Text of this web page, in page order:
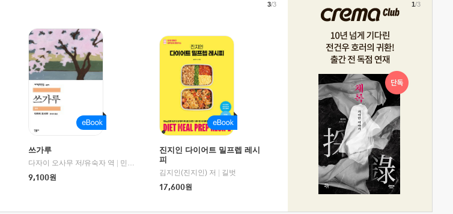
|
교보문고
쓰가루
다자이 오사무 저/유숙자 역
민음사
9,100원
진지인 다이어트 밀프렙 레시
피
김지인(진지인) 저
길벗
17,600원
3/3 1/3